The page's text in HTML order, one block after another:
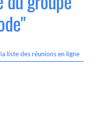
liste des réunions en ligne